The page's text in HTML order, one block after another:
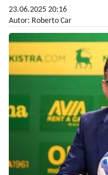
23.06.2025 20:16
Autor: Roberto Car